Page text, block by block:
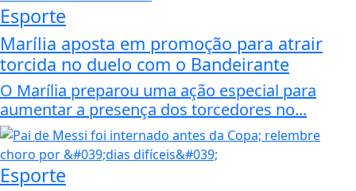
Esporte
Marília aposta em promoção para atrair
torcida no duelo com o Bandeirante
O Marília preparou uma ação especial para
aumentar a presença dos torcedores no...
Esporte